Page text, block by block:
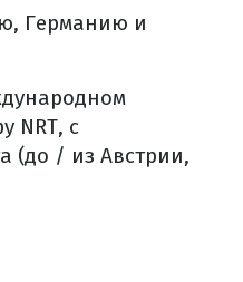
Германию и
NRT, с
(до / из Австрии,